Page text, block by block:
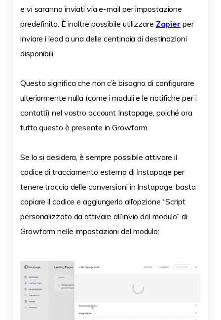
e vi saranno inviati via e-mail per impostazione
predefinita. È inoltre possibile utilizzare Zapier per
inviare i lead a una delle centinaia di destinazioni
disponibili.
Questo significa che non c’è bisogno di configurare
ulteriormente nulla (come i moduli e le notifiche per i
contatti) nel vostro account Instapage, poiché ora
tutto questo è presente in Growform.
Se lo si desidera, è sempre possibile attivare il
codice di tracciamento esterno di Instapage per
tenere traccia delle conversioni in Instapage: basta
copiare il codice e aggiungerlo all’opzione “Script
personalizzato da attivare all’invio del modulo” di
Growform nelle impostazioni del modulo: